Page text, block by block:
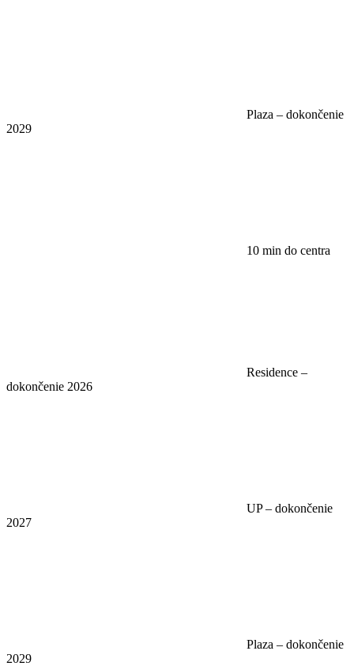
Plaza – dokončenie
2029
10 min do centra
Residence –
dokončenie 2026
UP – dokončenie
2027
Plaza – dokončenie
2029